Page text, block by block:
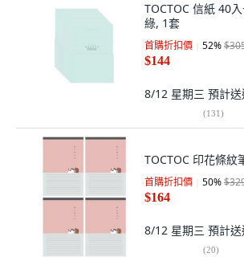
TOCTOC 信紙 40
綠, 1套
首購折扣價 52%
$144
8/12 星期三 預計送
(131)
TOCTOC 印花條紋
首購折扣價 50%
$164
8/12 星期三 預計送
(20)